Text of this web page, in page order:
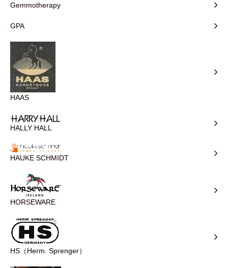
Gemmotherapy
GPA
HAAS
HALLY HALL
HAUKE SCHMIDT
HORSEWARE
HS（Herm. Sprenger）